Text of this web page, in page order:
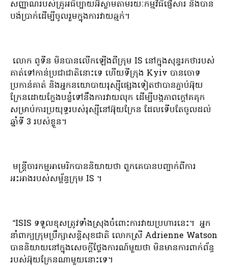
សញ្ញាណរបស់គ្រូអធិប្បាយអ៊ីស្លាមតាមរយៈកម្មវិធីផ្ញើសារ និងបាន
បង់ប្រាក់ដើម្បីចូលរួមក្នុងការវាយឆ្មក់។
លោក ពូទីន មិនបានលើកឡើងពីក្រុម IS នៅក្នុងសុន្ទរកថារបស់
គាត់ទៅកាន់ប្រជាជាតិនោះទេ ហើយទីក្រុង Kyiv បានចោទ
ប្រកាន់គាត់ និងអ្នកនយោបាយរុស្ស៊ីផ្សេងទៀតថាបានភ្ជាប់អ៊ុយ
ក្រែនដោយក្លែងបន្លំទៅនឹងការវាយលុក ដើម្បីបង្កភាពក្តៅគគុក
សម្រាប់ការប្រយុទ្ធរបស់រុស្ស៊ីនៅអ៊ុយក្រែន ដែលទើបតែចូលដល់
ឆ្នាំទី 3 របស់ខ្លួន។
មន្ត្រីចារកម្មអាមេរិកបាននិយាយថា ពួកគេបានបញ្ជាក់ពីការ
អះអាងរបស់សម្ព័ន្ធក្រុម IS ។
“ISIS ទទួលខុសត្រូវទាំងស្រុងចំពោះការវាយប្រហារនេះ។ អ្នក
នាំពាក្យក្រុមប្រឹក្សាសន្តិសុខជាតិ លោកស្រី Adrienne Watson
បាននិយាយនៅក្នុងសេចក្តីថ្លែងការណ៍មួយថា មិនមានការពាក់ព័ន្ធ
របស់អ៊ុយក្រែនណាមួយនោះទេ។